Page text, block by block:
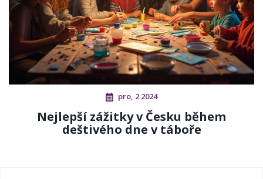
pro, 2 2024
Nejlepší zážitky v Česku během
deštivého dne v táboře